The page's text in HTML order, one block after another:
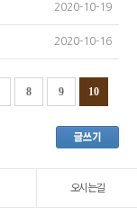
2020-10-19
2020-10-16
8 9 10
오시는길